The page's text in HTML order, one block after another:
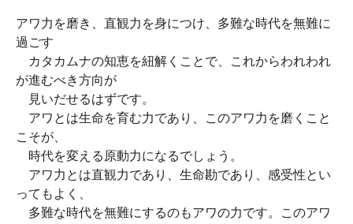
アワ力を磨き、直観力を身につけ、多難な時代を無難に
過ごす
カタカムナの知恵を紐解くことで、これからわれわれ
が進むべき方向が
見いだせるはずです。
アワとは生命を育む力であり、このアワ力を磨くこと
こそが、
時代を変える原動力になるでしょう。
アワ力とは直観力であり、生命勘であり、感受性とい
ってもよく、
多難な時代を無難にするのもアワの力です。このアワ